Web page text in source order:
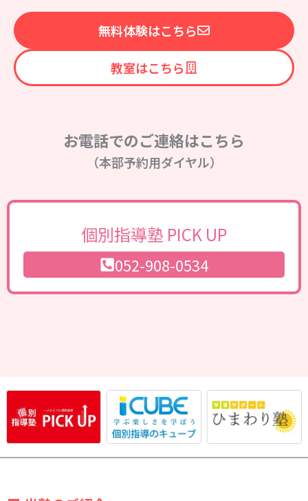
無料体験はこちら
教室はこちら
お電話でのご連絡はこちら
（本部予約用ダイヤル）
個別指導塾 PICK UP
052-908-0534